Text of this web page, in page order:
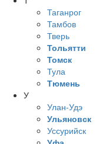
Таганрог
Тамбов
Тверь
Тольятти
Томск
Тула
Тюмень
У
Улан-Удэ
Ульяновск
Уссурийск